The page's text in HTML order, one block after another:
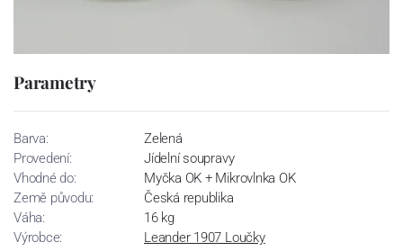
Parametry
Barva:
Zelená
Provedení:
Jídelní soupravy
Vhodné do:
Myčka OK + Mikrovlnka OK
Země původu:
Česká republika
Váha:
16 kg
Výrobce:
Leander 1907 Loučky